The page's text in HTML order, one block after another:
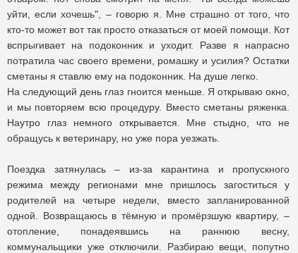
уйти, если хочешь", – говорю я. Мне страшно от того, что
кто-то может вот так просто отказаться от моей помощи. Кот
вспрыгивает на подоконник и уходит. Разве я напрасно
потратила час своего времени, ромашку и усилия? Остатки
сметаны я ставлю ему на подоконник. На душе легко.
На следующий день глаз гноится меньше. Я открываю окно,
и мы повторяем всю процедуру. Вместо сметаны ряженка.
Наутро глаз немного открывается. Мне стыдно, что не
обращусь к ветеринару, но уже пора уезжать.
Поездка затянулась – из-за карантина и пропускного
режима между регионами мне пришлось загоститься у
родителей на четыре недели, вместо запланированной
одной. Возвращаюсь в тёмную и промёрзшую квартиру, –
отопление, понадеявшись на раннюю весну,
коммунальщики уже отключили. Разбираю вещи, попутно